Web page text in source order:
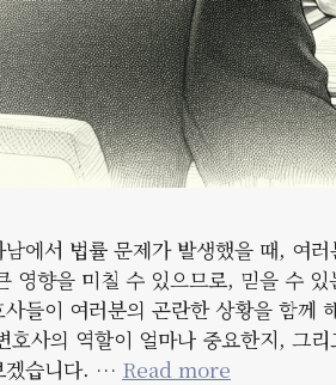
에서 법률 문제가 발생했을 때, 여
영향을 미칠 수 있으므로, 믿을 수
사들이 여러분의 곤란한 상황을 함께
호사의 역할이 얼마나 중요한지, 그
겠습니다. … Read more